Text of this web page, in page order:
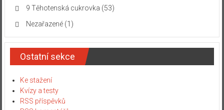
9 Těhotenská cukrovka (53)
Nezařazené(1)
Ostatní sekce
Ke stažení
Kvízy a testy
RSS příspěvků